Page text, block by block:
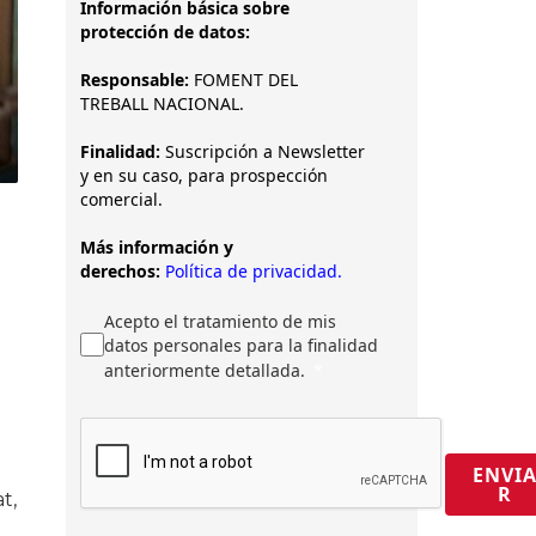
Información básica sobre
protección de datos:
Responsable: FOMENT DEL
TREBALL NACIONAL.
Finalidad: Suscripción a Newsletter
y en su caso, para prospección
comercial.
Más información y
derechos: Política de privacidad.
Acepto el tratamiento de mis
datos personales para la finalidad
anteriormente detallada.
ENVIA
R